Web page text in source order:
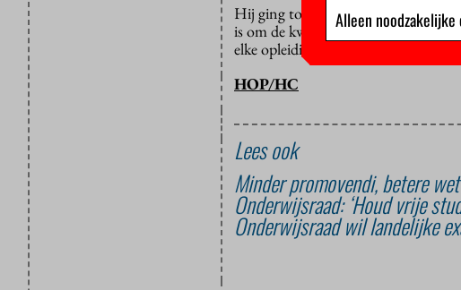
Hij ging toen niet in op de
is om de kwaliteit van het onderwijs
elke opleiding afzonderlijk moeten
HOP/HC
Lees ook
Minder promovendi, betere
Onderwijsraad: ‘Houd vrije
Onderwijsraad wil landelijke
Alleen noodzakelijke